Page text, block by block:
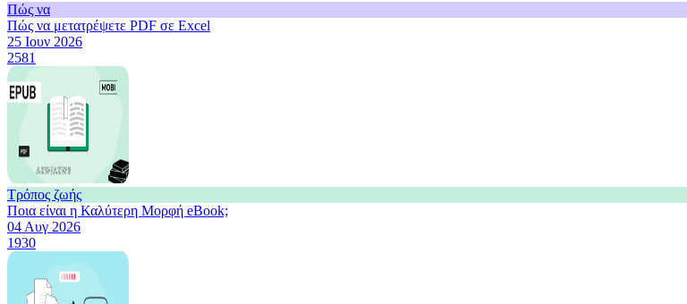
Πώς να
Πώς να μετατρέψετε PDF σε Excel
25 Ιουν 2026
2581
Τρόπος ζωής
Ποια είναι η Καλύτερη Μορφή eBook;
04 Αυγ 2026
1930